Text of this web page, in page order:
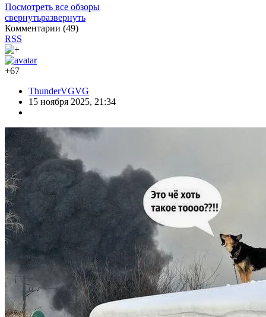
Посмотреть все обзоры
свернутьразвернуть
Комментарии (49)
RSS
+67
ThunderVGVG
15 ноября 2025, 21:34